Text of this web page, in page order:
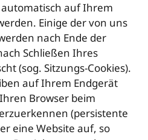
auf Ihrem
Einige der von uns
nach Ende der
Schließen Ihres
(sog. Sitzungs-Cookies).
auf Ihrem Endgerät
Browser beim
(persistente
eine Website auf, so